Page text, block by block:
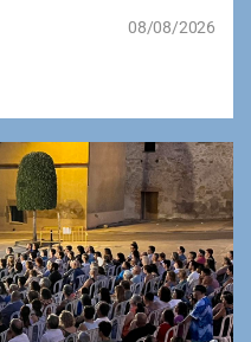
08/08/2026